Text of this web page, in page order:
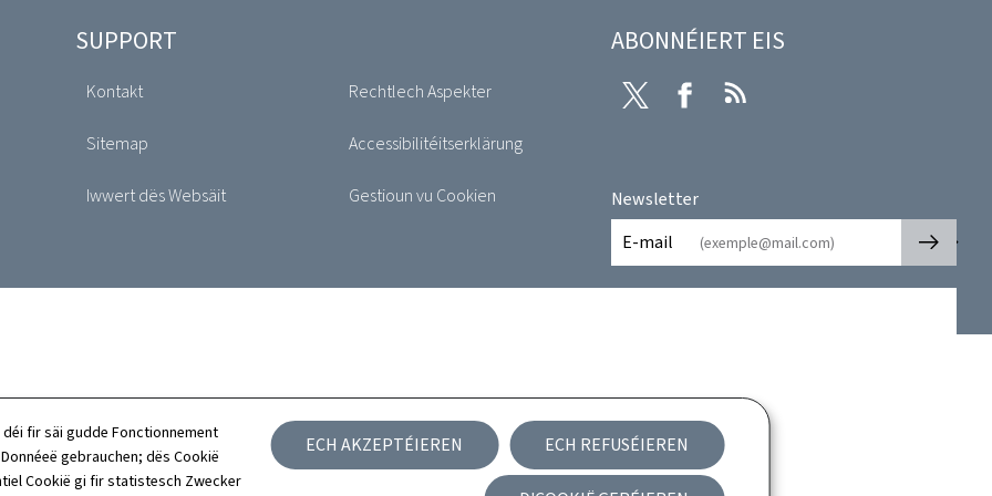
fir säi gudde Fonctionnement
gebrauchen; dës Cookië
Cookië gi fir statistesch Zwecker
ECH AKZEPTÉIEREN ECH REFUSÉIEREN
SUPPORT
Kontakt
Sitemap
Iwwert dës Websäit
Rechtlech Aspekter
Accessibilitéitserklärung
Gestioun vu Cookien
ABONNÉIERT EIS
Twitter Facebook
Newsletter
E-mail
🡒